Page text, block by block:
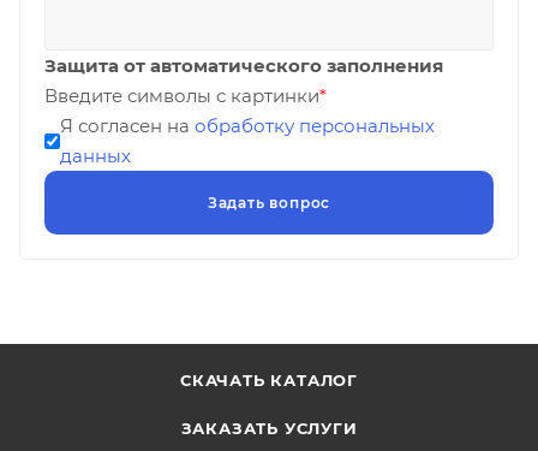
Защита от автоматического заполнения
Введите символы с картинки*
Я согласен на обработку персональных
данных
СКАЧАТЬ КАТАЛОГ
ЗАКАЗАТЬ УСЛУГИ